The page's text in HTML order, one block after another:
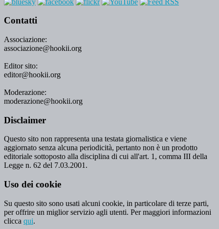
Contatti
Associazione:
associazione@hookii.org
Editor sito:
editor@hookii.org
Moderazione:
moderazione@hookii.org
Disclaimer
Questo sito non rappresenta una testata giornalistica e viene
aggiornato senza alcuna periodicità, pertanto non è un prodotto
editoriale sottoposto alla disciplina di cui all'art. 1, comma III della
Legge n. 62 del 7.03.2001.
Uso dei cookie
Su questo sito sono usati alcuni cookie, in particolare di terze parti,
per offrire un miglior servizio agli utenti. Per maggiori informazioni
clicca qui.